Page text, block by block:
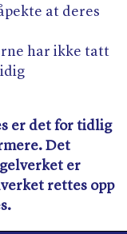
at deres
har ikke tatt
er det for tidlig
Det
er
rettes opp